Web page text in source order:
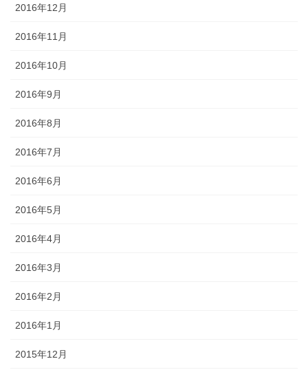
2016年12月
2016年11月
2016年10月
2016年9月
2016年8月
2016年7月
2016年6月
2016年5月
2016年4月
2016年3月
2016年2月
2016年1月
2015年12月